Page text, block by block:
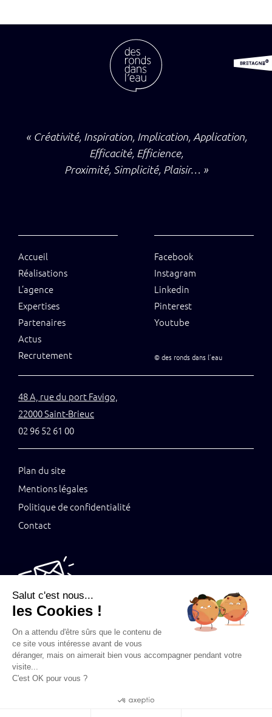
« Créativité, Inspiration, Implication, Application,
Efficacité, Efficience,
Proximité, Simplicité, Plaisir… »
Plan du site
Mentions légales
Politique de confidentialité
Contact
Tenez-vous au jus grâce à notre newsletter
48 A, rue du port Favigo,
22000 Saint-Brieuc
02 96 52 61 00
Accueil
Réalisations
L’agence
Expertises
Partenaires
Actus
Recrutement
Facebook
Instagram
Linkedin
Pinterest
Youtube
©des ronds dans l’eau
Salut c'est nous...
les Cookies !
On a attendu d'être sûrs que le contenu de
ce site vous intéresse avant de vous
déranger, mais on aimerait bien vous accompagner pendant votre
visite...
C'est OK pour vous ?